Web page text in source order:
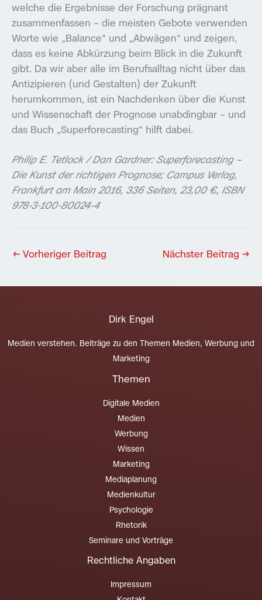
welche die Ergebnisse der Forschung prägnant
zusammenfassen – die meisten Gebote verwenden
Worte wie „Balance“ und „Abwägen“ und zeigen,
dass es keine Abkürzung beim Blick in die Zukunft
gibt. Da wir aber alle im Berufsalltag nicht über das
Antizipieren (und Gestalten) der Zukunft
herumkommen, ist ein Nachdenken über die Kunst
und Wissenschaft der Prognose unabdingbar – und
das Buch „Superforecasting“ hilft dabei.
Philip E. Tetlock / Dan Gardner: Superforecasting –
Die Kunst der richtigen Prognose; Campus Verlag,
Frankfurt am Main 2016, 336 Seiten, 23,00 €, ISBN
978-3-100-80024-4
← Vorheriger Beitrag Nächster Beitrag →
Dirk Engel
Medien verstehen. Beiträge zu den Themen Medien, Werbung und
Marketing
Themen
Digitale Medien
Medien
Werbung
Wissen
Marketing
Mediaplanung
Medienkultur
Psychologie
Rhetorik
Seminare und Vorträge
Rechtliche Angaben
Impressum